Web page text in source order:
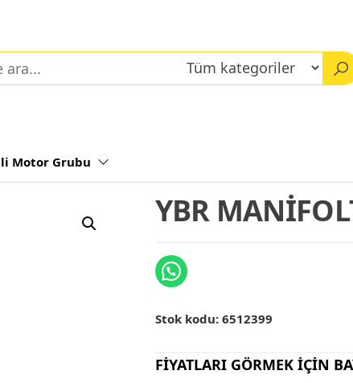
Motor Grubu
YBR
Stok kodu: 6512399
FİYATLARI GÖRMEK İÇİN